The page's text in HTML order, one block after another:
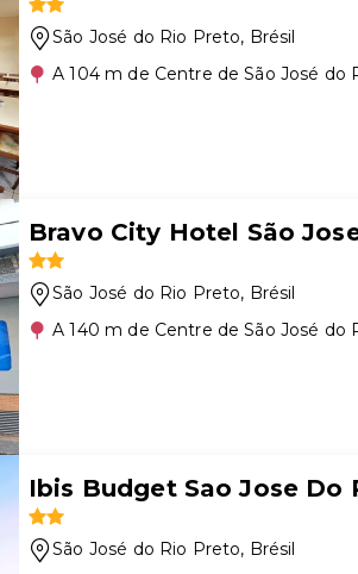
São José do Rio Preto, Brésil
A 104 m de Centre de São José do
Bravo City Hotel São
São José do Rio Preto, Brésil
A 140 m de Centre de São José do
Ibis Budget Sao Jose Do
São José do Rio Preto, Brésil